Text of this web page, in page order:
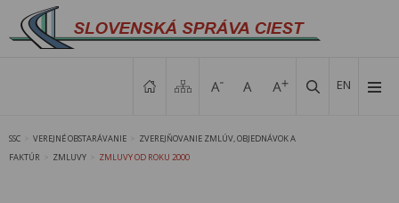
EN
SSC VEREJNÉ OBSTARÁVANIE
ZVEREJŇOVANIE ZMLÚV, OBJEDNÁVOK A
FAKTÚR
ZMLUVY ZMLUVY OD ROKU 2000